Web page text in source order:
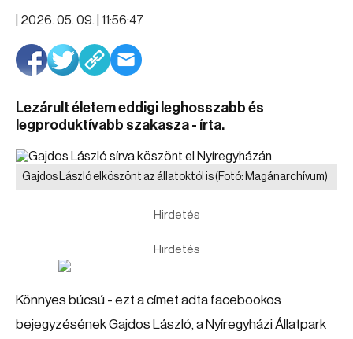
2026. 05. 09. | 11:56:47
Lezárult életem eddigi leghosszabb és
legproduktívabb szakasza - írta.
Gajdos László elköszönt az állatoktól is(Fotó: Magánarchívum)
Hirdetés
Hirdetés
Könnyes búcsú - ezt a címet adta facebookos
bejegyzésének Gajdos László, a Nyíregyházi Állatpark